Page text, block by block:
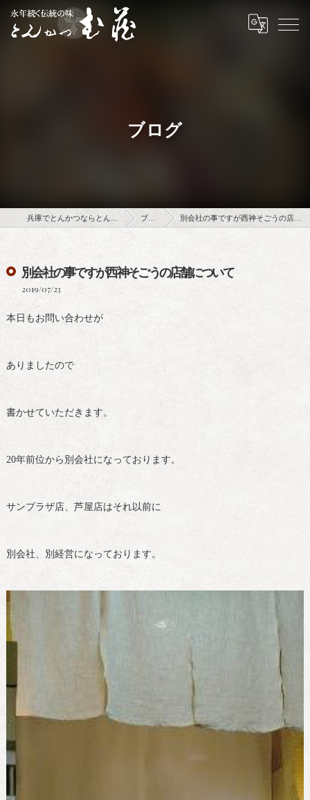
ブログ
ブログ 別会社の事ですが西神そごうの店舗について
別会社の事ですが西神そごうの店舗について
2019/07/23
本日もお問い合わせが
ありましたので
書かせていただきます。
20年前位から別会社になっております。
サンプラザ店、芦屋店はそれ以前に
別会社、別経営になっております。